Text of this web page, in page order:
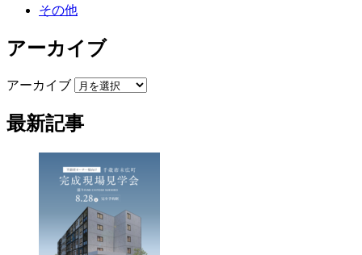
その他
アーカイブ
アーカイブ
最新記事